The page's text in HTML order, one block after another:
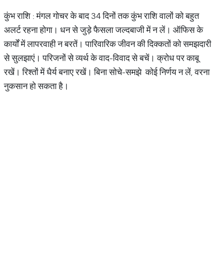
कुंभ राशि : मंगल गोचर के बाद 34 दिनों तक कुंभ राशि वालों को बहुत
अलर्ट रहना होगा। धन से जुड़े फैसला जल्दबाजी में न लें। ऑफिस के
कार्यों में लापरवाही न बरतें। पारिवारिक जीवन की दिक्कतों को समझदारी
से सुलझाएं। परिजनों से व्यर्थ के वाद-विवाद से बचें। क्रोध पर काबू
रखें। रिश्तों में धैर्य बनाए रखें। बिना सोचे-समझे कोई निर्णय न लें, वरना
नुकसान हो सकता है।